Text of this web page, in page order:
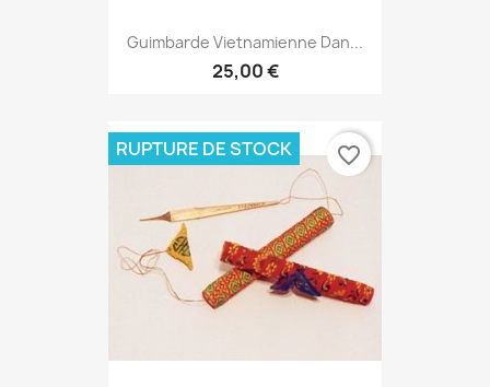
Guimbarde Vietnamienne Dan...
25,00 €
RUPTURE DE STOCK favorite_border